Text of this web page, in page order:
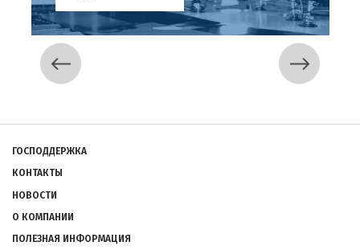
Подвал
ГОСПОДДЕРЖКА
КОНТАКТЫ
НОВОСТИ
О КОМПАНИИ
ПОЛЕЗНАЯ ИНФОРМАЦИЯ